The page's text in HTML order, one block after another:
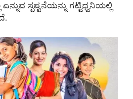
ಸ್ಪಷ್ಟನೆಯನ್ನು ಗಟ್ಟಿಧ್ವನಿಯಲ್ಲಿ